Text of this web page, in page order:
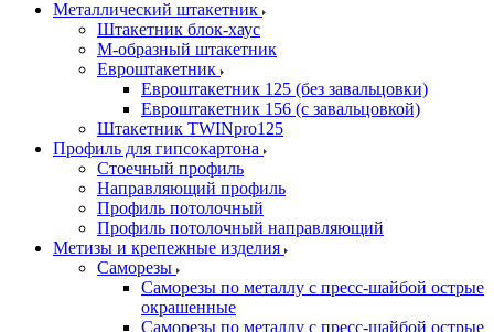
Металлический штакетник
Штакетник блок-хаус
М-образный штакетник
Евроштакетник
Евроштакетник 125 (без завальцовки)
Евроштакетник 156 (с завальцовкой)
Штакетник TWINpro125
Профиль для гипсокартона
Стоечный профиль
Направляющий профиль
Профиль потолочный
Профиль потолочный направляющий
Метизы и крепежные изделия
Саморезы
Саморезы по металлу с пресс-шайбой острые
окрашенные
Саморезы по металлу с пресс-шайбой острые